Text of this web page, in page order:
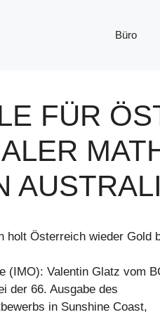
Büro
FÜR
holt Österreich wieder Gold
(IMO): Valentin Glatz vom
der 66. Ausgabe des
in Sunshine Coast,